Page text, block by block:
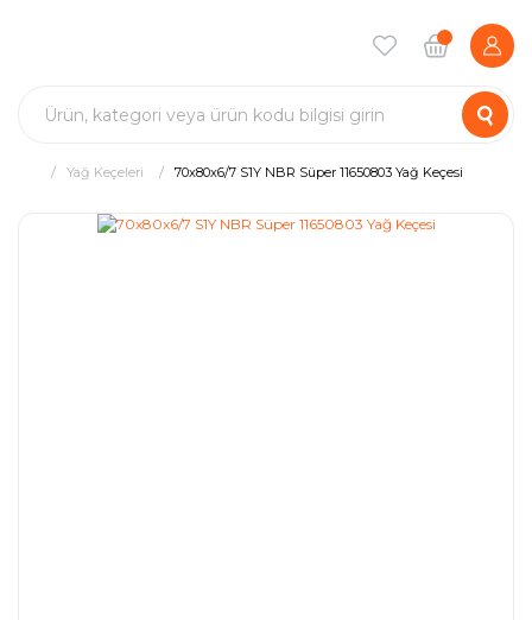
Yağ Keçeleri 70x80x6/7 S1Y NBR Süper 11650803 Yağ Keçesi